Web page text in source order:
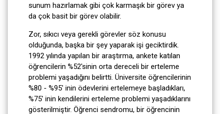
sunum hazırlamak gibi çok karmaşık bir görev ya
da çok basit bir görev olabilir.
Zor, sıkıcı veya gerekli görevler söz konusu
olduğunda, başka bir şey yaparak işi geciktirdik.
1992 yılında yapılan bir araştırma, ankete katılan
öğrencilerin %52'sinin orta dereceli bir erteleme
problemi yaşadığını belirtti. Üniversite öğrencilerinin
%80 - %95' inin ödevlerini ertelemeye başladıkları,
%75' inin kendilerini erteleme problemi yaşadıklarını
gösterilmiştir. Öğrenci sendromu, bir öğrencinin